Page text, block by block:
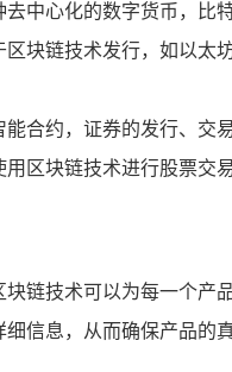
中心化的数字货币，
块链技术发行，如以
合约，证券的发行、
区块链技术进行股票交
链技术可以为每一个
信息，从而确保产品